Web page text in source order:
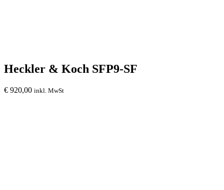
Heckler & Koch SFP9-SF
€ 920,00 inkl. MwSt